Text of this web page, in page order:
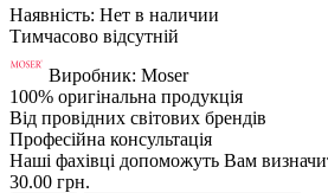
Наявність: Нет в наличии
Тимчасово відсутній
Виробник: Moser
100% оригінальна продукція
Від провідних світових брендів
Професійна консультація
Наші фахівці допоможуть Вам
30.00 грн.